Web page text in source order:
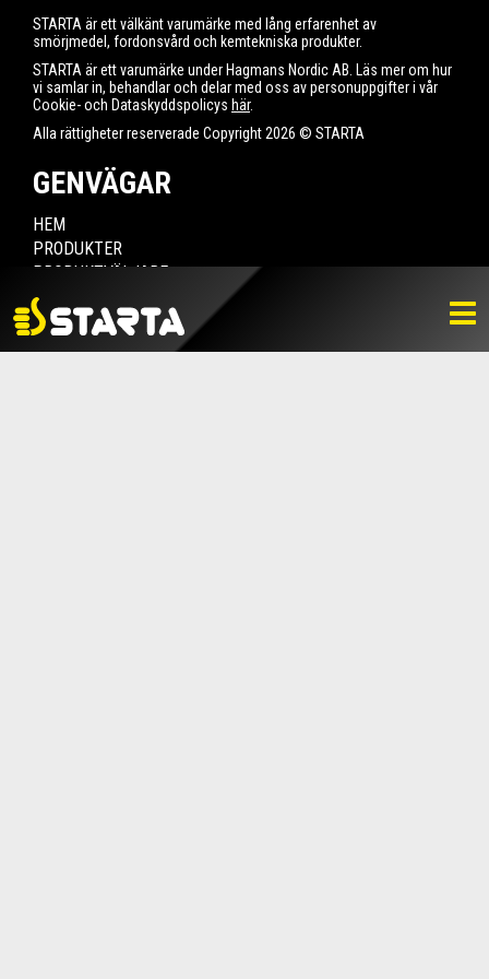
STARTA är ett välkänt varumärke med lång erfarenhet av
smörjmedel, fordonsvård och kemtekniska produkter.
STARTA är ett varumärke under Hagmans Nordic AB. Läs mer om hur
vi samlar in, behandlar och delar med oss av personuppgifter i vår
Cookie- och Dataskyddspolicys här.
Alla rättigheter reserverade Copyright 2026 © STARTA
GENVÄGAR
HEM
PRODUKTER
PRODUKTVÄLJARE
HITTA ÅTERFÖRSÄLJARE
NYHETER